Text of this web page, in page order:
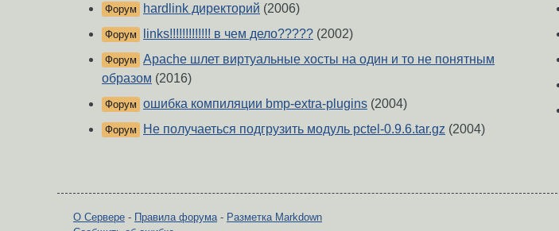
Форум hardlink директорий (2006)
Форум links!!!!!!!!!!!!! в чем дело????? (2002)
Форум Apache шлет виртуальные хосты на один и то не понятным
образом (2016)
Форум ошибка компиляции bmp-extra-plugins (2004)
Форум Не получаеться подгрузить модуль pctel-0.9.6.tar.gz (2004)
О Сервере - Правила форума - Разметка Markdown